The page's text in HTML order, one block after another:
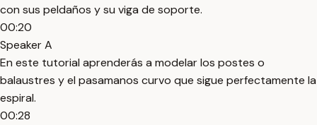
con sus peldaños y su viga de soporte.
00:20
Speaker A
En este tutorial aprenderás a modelar los postes o
balaustres y el pasamanos curvo que sigue perfectamente la
espiral.
00:28